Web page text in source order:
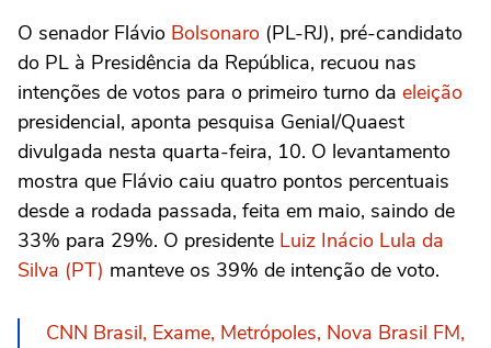
O senador Flávio Bolsonaro (PL-RJ), pré-candidato
do PL à Presidência da República, recuou nas
intenções de votos para o primeiro turno da eleição
presidencial, aponta pesquisa Genial/Quaest
divulgada nesta quarta-feira, 10. O levantamento
mostra que Flávio caiu quatro pontos percentuais
desde a rodada passada, feita em maio, saindo de
33% para 29%. O presidente Luiz Inácio Lula da
Silva (PT) manteve os 39% de intenção de voto.
CNN Brasil, Exame, Metrópoles, Nova Brasil FM,